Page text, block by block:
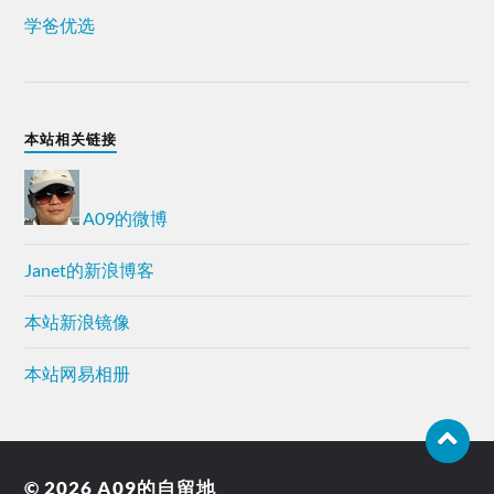
学爸优选
本站相关链接
A09的微博
Janet的新浪博客
本站新浪镜像
本站网易相册
© 2026A09的自留地